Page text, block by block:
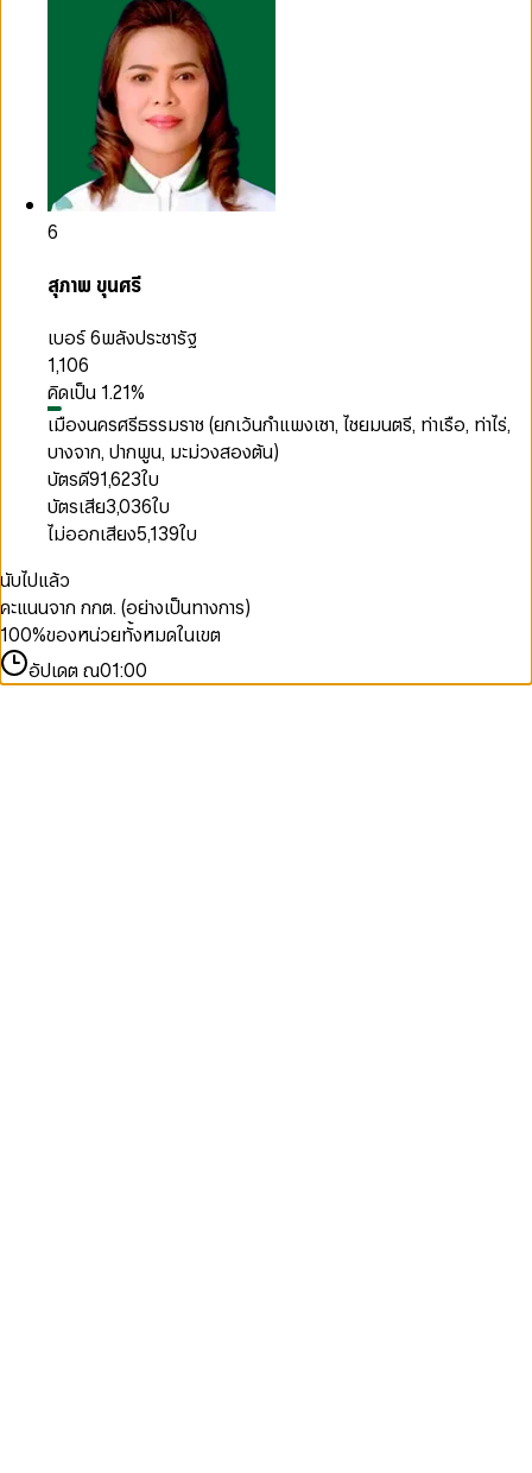
6
สุภาพ ขุนศรี
เบอร์ 6พลังประชารัฐ
1,106
คิดเป็น 1.21%
เมืองนครศรีธรรมราช (ยกเว้นกำแพงเซา, ไชยมนตรี, ท่าเรือ, ท่าไร่,
บางจาก, ปากพูน, มะม่วงสองต้น)
บัตรดี91,623ใบ
บัตรเสีย3,036ใบ
ไม่ออกเสียง5,139ใบ
นับไปแล้ว
คะแนนจาก กกต. (อย่างเป็นทางการ)
100%ของหน่วยทั้งหมดในเขต
อัปเดต ณ01:00